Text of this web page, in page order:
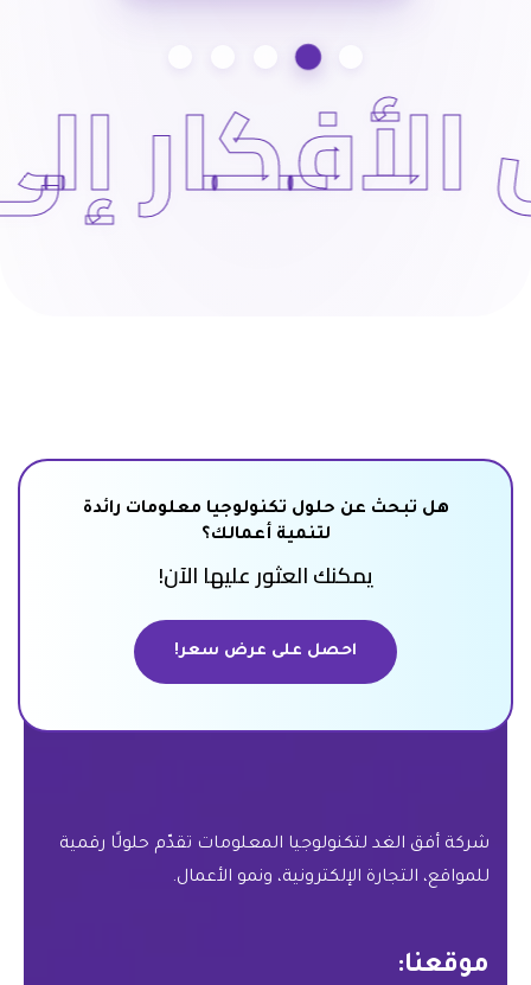
هل تبحث عن حلول تكنولوجيا معلومات رائدة
لتنمية أعمالك؟
يمكنك العثور عليها الآن!
احصل على عرض سعر!
شركة أفق الغد لتكنولوجيا المعلومات تقدّم حلولًا رقمية
للمواقع، التجارة الإلكترونية، ونمو الأعمال.
موقعنا: